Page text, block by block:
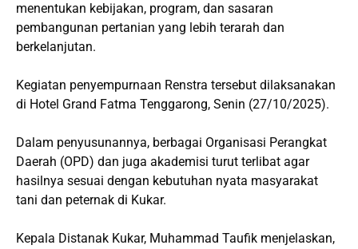
menentukan kebijakan, program, dan sasaran
pembangunan pertanian yang lebih terarah dan
berkelanjutan.
Kegiatan penyempurnaan Renstra tersebut dilaksanakan
di Hotel Grand Fatma Tenggarong, Senin (27/10/2025).
Dalam penyusunannya, berbagai Organisasi Perangkat
Daerah (OPD) dan juga akademisi turut terlibat agar
hasilnya sesuai dengan kebutuhan nyata masyarakat
tani dan peternak di Kukar.
Kepala Distanak Kukar, Muhammad Taufik menjelaskan,